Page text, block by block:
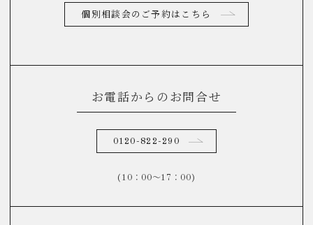
個別相談会のご予約はこちら
お電話からのお問合せ
0120-822-290
(10：00～17：00)